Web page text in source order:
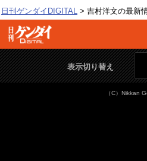
日刊ゲンダイDIGITAL 吉村洋文の最新
表示切り替え
（C）Nikkan